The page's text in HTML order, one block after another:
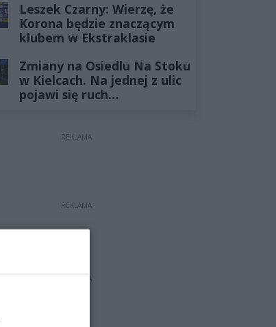
Leszek Czarny: Wierzę, że
Korona będzie znaczącym
klubem w Ekstraklasie
Zmiany na Osiedlu Na Stoku
w Kielcach. Na jednej z ulic
pojawi się ruch
REKLAMA
REKLAMA
REKLAMA